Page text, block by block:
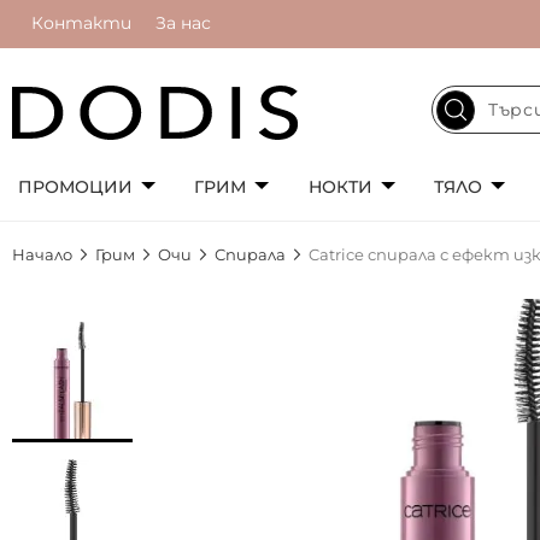
Контакти За нас
ПРОМОЦИИ ГРИМ НОКТИ ТЯЛО
Начало Грим Очи Спирала Catrice спирала с ефект
галерията
изображенията